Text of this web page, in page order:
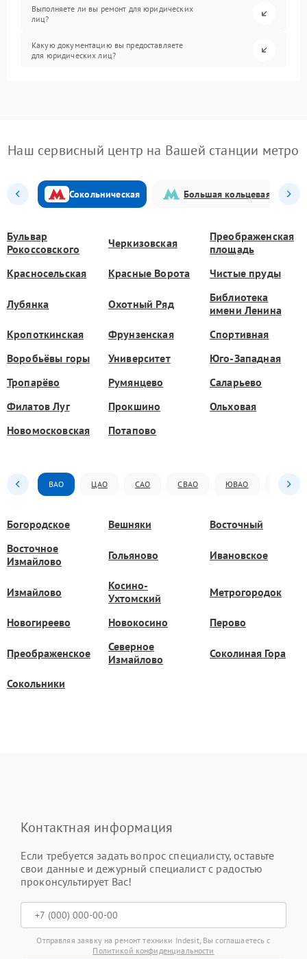
Выполняете ли вы ремонт для юридических
лиц?
Какую документацию вы предоставляете
для юридических лиц?
Наш сервисный центр на Вашей станции метро
Сокольническая Большая кольцевая
Бульвар
Рокоссовского
Черкизовская
Преображенская
площадь
Красносельская
Красные Ворота Чистые пруды
Лубянка Охотный Ряд
Библиотека
имени Ленина
Кропоткинская
Фрунзенская
Спортивная
Воробьёвы горы
Университет
Юго-Западная
Тропарёво
Румянцево
Саларьево
Филатов Луг
Прокшино
Ольховая
Новомосковская
Потапово
ВАО ЦАО САО СВАО ЮВАО ЮАО
Богородское Вешняки
Восточный
Восточное
Измайлово
Гольяново Ивановское
Измайлово
Косино-
Ухтомский
Метрогородок
Новогиреево Новокосино Перово
Преображенское
Северное
Измайлово
Соколиная Гора
Сокольники
Контактная информация
Если требуется задать вопрос специалисту, оставьте
свои данные и дежурный специалист с радостью
проконсультирует Вас!
Отправляя заявку на ремонт техники Indesit, Вы соглашаетесь с
Политикой конфиденциальности